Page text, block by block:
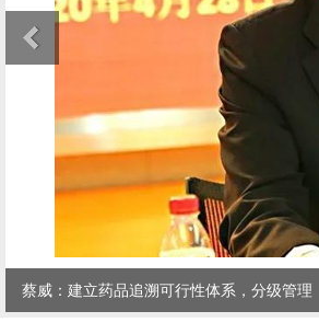
蔡威：建立药品追溯可行性体系，分级管理